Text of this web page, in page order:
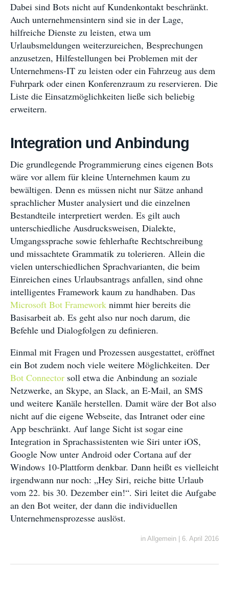
Dabei sind Bots nicht auf Kundenkontakt beschränkt.
Auch unternehmensintern sind sie in der Lage,
hilfreiche Dienste zu leisten, etwa um
Urlaubsmeldungen weiterzureichen, Besprechungen
anzusetzen, Hilfestellungen bei Problemen mit der
Unternehmens-IT zu leisten oder ein Fahrzeug aus dem
Fuhrpark oder einen Konferenzraum zu reservieren. Die
Liste die Einsatzmöglichkeiten ließe sich beliebig
erweitern.
Integration und Anbindung
Die grundlegende Programmierung eines eigenen Bots
wäre vor allem für kleine Unternehmen kaum zu
bewältigen. Denn es müssen nicht nur Sätze anhand
sprachlicher Muster analysiert und die einzelnen
Bestandteile interpretiert werden. Es gilt auch
unterschiedliche Ausdrucksweisen, Dialekte,
Umgangssprache sowie fehlerhafte Rechtschreibung
und missachtete Grammatik zu tolerieren. Allein die
vielen unterschiedlichen Sprachvarianten, die beim
Einreichen eines Urlaubsantrags anfallen, sind ohne
intelligentes Framework kaum zu handhaben. Das
Microsoft Bot Framework nimmt hier bereits die
Basisarbeit ab. Es geht also nur noch darum, die
Befehle und Dialogfolgen zu definieren.
Einmal mit Fragen und Prozessen ausgestattet, eröffnet
ein Bot zudem noch viele weitere Möglichkeiten. Der
Bot Connector soll etwa die Anbindung an soziale
Netzwerke, an Skype, an Slack, an E-Mail, an SMS
und weitere Kanäle herstellen. Damit wäre der Bot also
nicht auf die eigene Webseite, das Intranet oder eine
App beschränkt. Auf lange Sicht ist sogar eine
Integration in Sprachassistenten wie Siri unter iOS,
Google Now unter Android oder Cortana auf der
Windows 10-Plattform denkbar. Dann heißt es vielleicht
irgendwann nur noch: „Hey Siri, reiche bitte Urlaub
vom 22. bis 30. Dezember ein!“. Siri leitet die Aufgabe
an den Bot weiter, der dann die individuellen
Unternehmensprozesse auslöst.
in Allgemein 6. April 2016